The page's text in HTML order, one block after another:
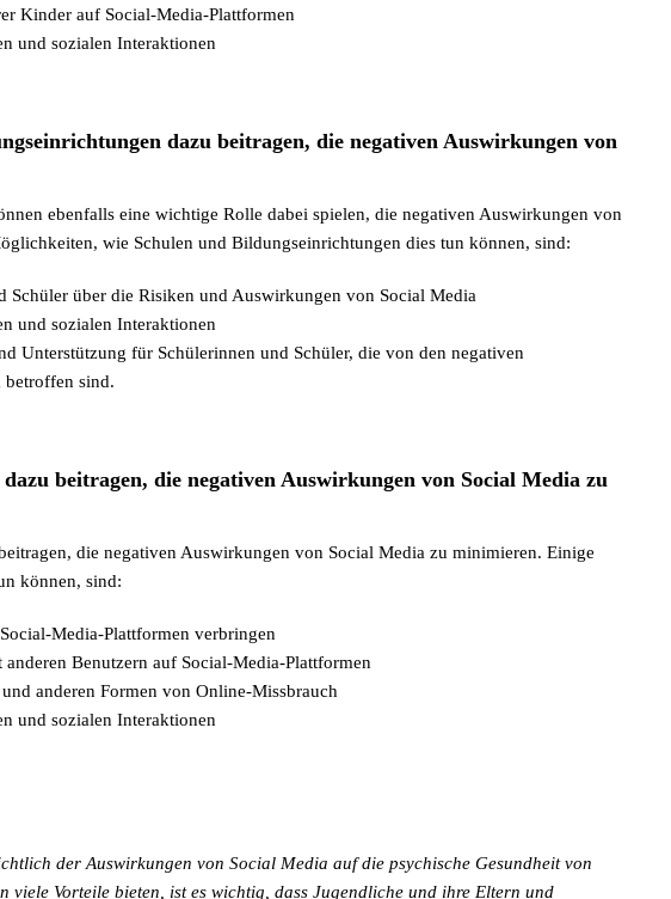
Kinder auf Social-Media-Plattformen
und sozialen Interaktionen
dazu beitragen, die negativen Auswirkungen von
ebenfalls eine wichtige Rolle dabei spielen, die negativen Auswirkungen von
wie Schulen und Bildungseinrichtungen dies tun können, sind:
Schüler über die Risiken und Auswirkungen von Social Media
und sozialen Interaktionen
Unterstützung für Schülerinnen und Schüler, die von den negativen
sind.
beitragen, die negativen Auswirkungen von Social Media zu
die negativen Auswirkungen von Social Media zu minimieren. Einige
können, sind:
Media-Plattformen verbringen
Benutzern auf Social-Media-Plattformen
anderen Formen von Online-Missbrauch
und sozialen Interaktionen
der Auswirkungen von Social Media auf die psychische Gesundheit von
viele Vorteile bieten, ist es wichtig, dass Jugendliche und ihre Eltern und